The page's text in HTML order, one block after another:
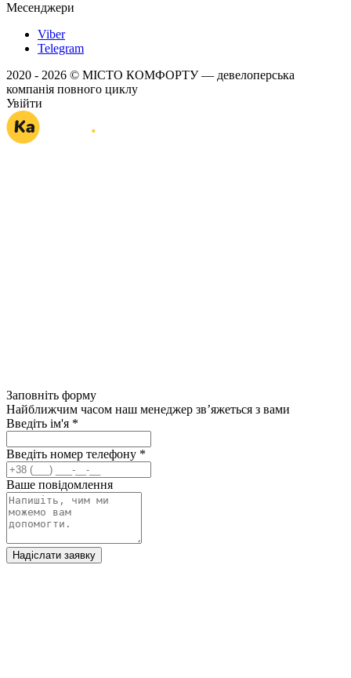
Месенджери
Viber
Telegram
2020 - 2026 © МІСТО КОМФОРТУ — девелоперська
компанія повного циклу
Увійти
Заповніть форму
Найближчим часом наш менеджер зв’яжеться з вами
Введіть ім'я *
Введіть номер телефону *
Ваше повідомлення
Надіслати заявку